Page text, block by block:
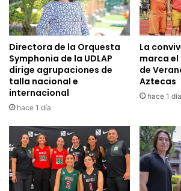
Directora de la Orquesta
Symphonia de la UDLAP
dirige agrupaciones de
talla nacional e
internacional
hace 1 día
La
marca el
de
Aztecas
hace 1 día